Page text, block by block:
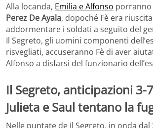
Alla locanda, Emilia e Alfonso porranno
Perez De Ayala, dopoché Fè era
addormentare i soldati a seguito del
Il Segreto, gli uomini componenti
risvegliati, accuseranno Fè di aver
Alfonso a disfarsi del funzionario
Il Segreto, anticipazioni 3-
Julieta e Saul tentano la
Nelle puntate de Il Segreto, in onda dal